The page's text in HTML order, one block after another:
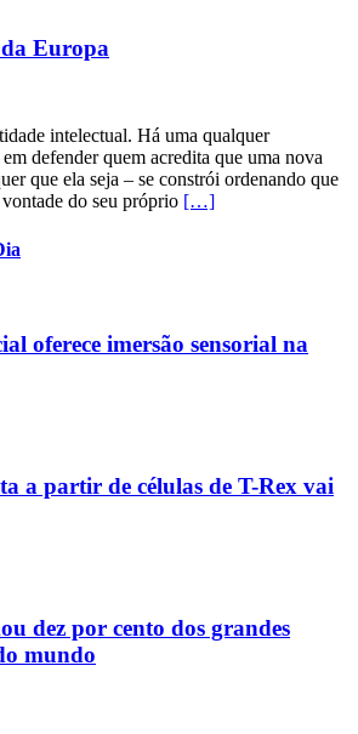
Europa
intelectual. Há uma qualquer
defender quem acredita que uma nova
que ela seja – se constrói ordenando que
do seu próprio […]
oferece imersão sensorial na
a partir de células de T-Rex vai
dez por cento dos grandes
mundo